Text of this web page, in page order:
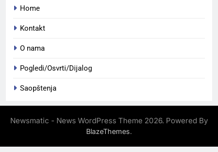
Home
Kontakt
O nama
Pogledi/Osvrti/Dijalog
Saopštenja
Newsmatic - News WordPress Theme 2026. Powered By
BlazeThemes.